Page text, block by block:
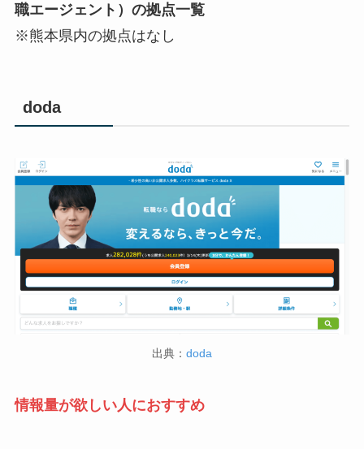
職エージェント）の拠点一覧
※熊本県内の拠点はなし
doda
出典： doda
情報量が欲しい人におすすめ